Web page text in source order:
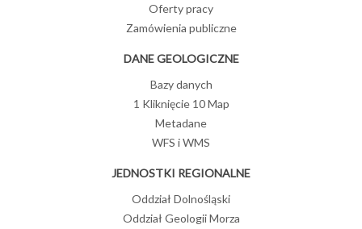
Oferty pracy
Zamówienia publiczne
DANE GEOLOGICZNE
Bazy danych
1 Kliknięcie 10 Map
Metadane
WFS i WMS
JEDNOSTKI REGIONALNE
Oddział Dolnośląski
Oddział Geologii Morza